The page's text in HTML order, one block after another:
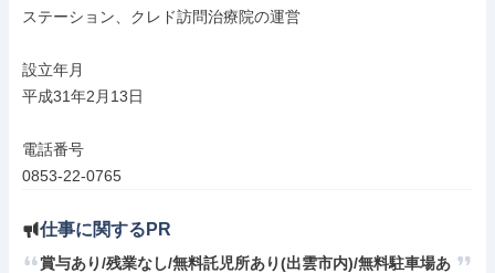
ステーション、クレド訪問治療院の運営
設立年月
平成31年2月13日
電話番号
0853-22-0765
仕事に関するPR
賞与あり/残業なし/無料託児所あり(出雲市内)/無料駐車場あ